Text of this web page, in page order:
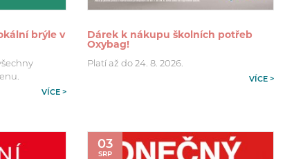
brýle v
VÍCE >
Dárek k nákupu školních potřeb
Oxybag!
Platí až do 24. 8. 2026.
VÍCE >
03
SRP